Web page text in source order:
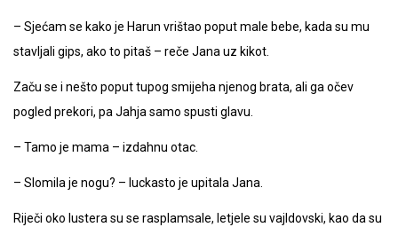
– Sjećam se kako je Harun vrištao poput male bebe, kada su mu
stavljali gips, ako to pitaš – reče Jana uz kikot.
Začu se i nešto poput tupog smijeha njenog brata, ali ga očev
pogled prekori, pa Jahja samo spusti glavu.
– Tamo je mama – izdahnu otac.
– Slomila je nogu? – luckasto je upitala Jana.
Riječi oko lustera su se rasplamsale, letjele su vajldovski, kao da su